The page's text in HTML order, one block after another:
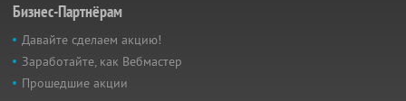
Бизнес-Партнёрам
Давайте сделаем акцию!
Заработайте, как Вебмастер
Прошедшие акции